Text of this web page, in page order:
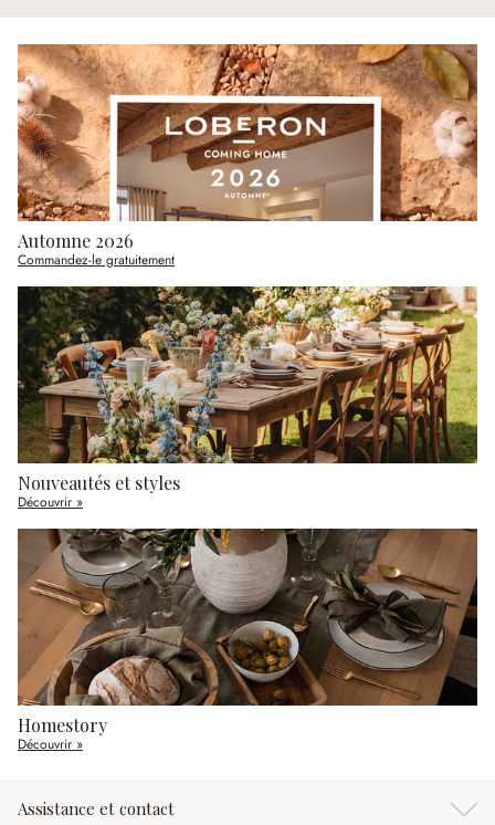
Automne 2026
Commandez-le gratuitement
Nouveautés et styles
Découvrir »
Homestory
Découvrir »
Assistance et contact